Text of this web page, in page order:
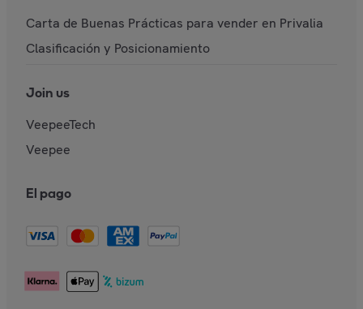
Carta de Buenas Prácticas para vender en Privalia
Clasificación y Posicionamiento
Join us
VeepeeTech
Veepee
El pago